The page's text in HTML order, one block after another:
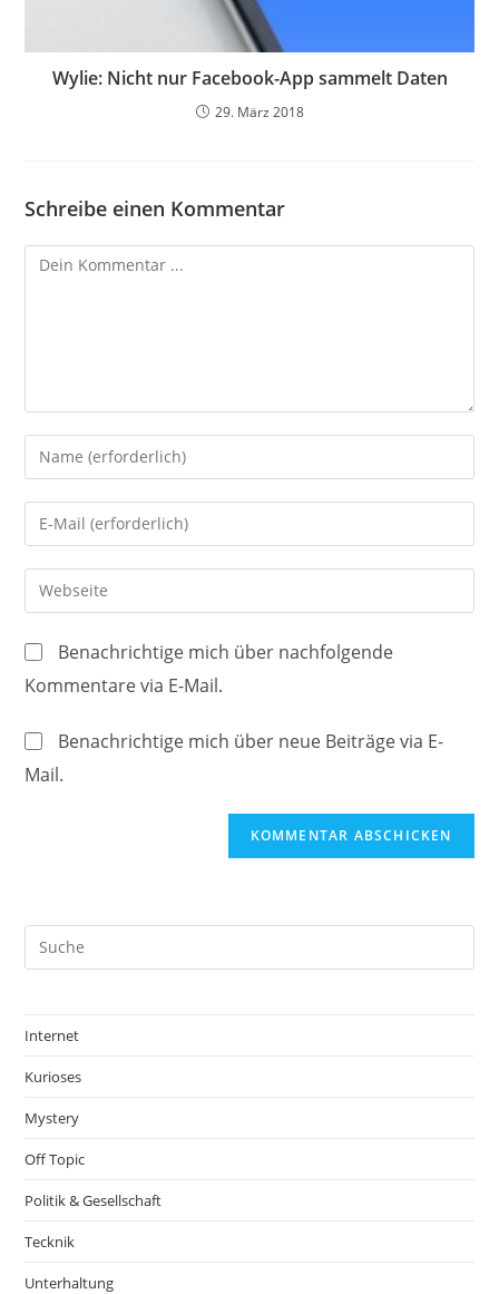
Wylie: Nicht nur Facebook-App sammelt Daten
29. März 2018
Schreibe einen Kommentar
Kommentieren
Gib
deinen
Namen
oder
zum
ein
Gib
deine
E-
Mail-
zum
Kommentieren
Gib
deine
Website-
URL
ein
Benachrichtige mich über nachfolgende
Kommentare via E-Mail.
Benachrichtige mich über neue Beiträge via E-
Mail.
Internet
Kurioses
Mystery
Off Topic
Politik & Gesellschaft
Tecknik
Unterhaltung